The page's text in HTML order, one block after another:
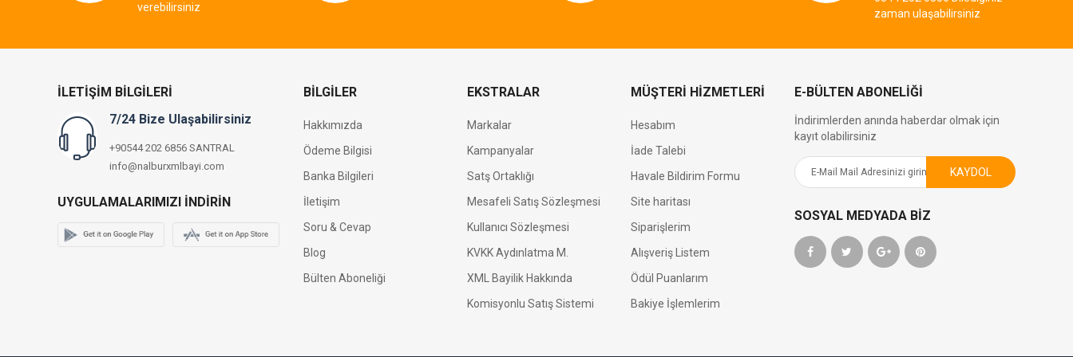
verebilirsiniz
zaman ulaşabilirsiniz
İLETIŞIM BILGILERI
7/24 Bize Ulaşabilirsiniz
+90544 202 6856 SANTRAL
info@nalburxmlbayi.com
UYGULAMALARIMIZI İNDIRIN
BILGILER
Hakkımızda
Ödeme Bilgisi
Banka Bilgileri
İletişim
Soru & Cevap
Blog
Bülten Aboneliği
EKSTRALAR
Markalar
Kampanyalar
Satş Ortaklığı
Mesafeli Satış Sözleşmesi
Kullanıcı Sözleşmesi
KVKK Aydınlatma M.
XML Bayilik Hakkında
Komisyonlu Satış Sistemi
MÜŞTERİ HİZMETLERİ
Hesabım
İade Talebi
Havale Bildirim Formu
Site haritası
Siparişlerim
Alışveriş Listem
Ödül Puanlarım
Bakiye İşlemlerim
E-BÜLTEN ABONELIĞI
İndirimlerden anında haberdar olmak için
kayıt olabilirsiniz
KAYDOL
SOSYAL MEDYADA BIZ